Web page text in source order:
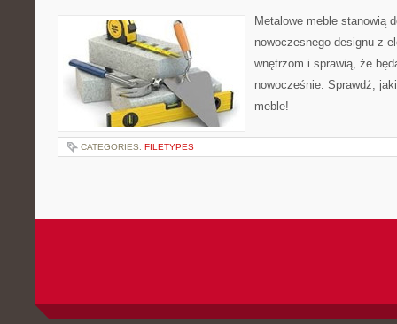
Metalowe meble stanowią
nowoczesnego designu z
wnętrzom i sprawią, że
nowocześnie. Sprawdź,
meble!
CATEGORIES: FILETYPES